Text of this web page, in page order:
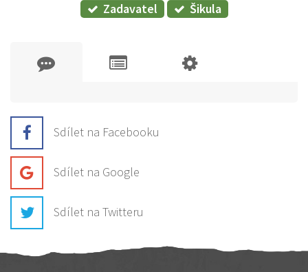
Zadavatel Šikula
Sdílet na Facebooku
Sdílet na Google
Sdílet na Twitteru